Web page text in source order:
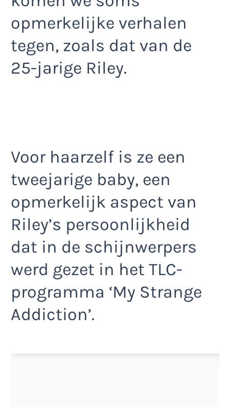
opmerkelijke verhalen
tegen, zoals dat van de
25-jarige Riley.
Voor haarzelf is ze een
tweejarige baby, een
opmerkelijk aspect van
Riley’s persoonlijkheid
dat in de schijnwerpers
werd gezet in het TLC-
programma ‘My Strange
Addiction’.